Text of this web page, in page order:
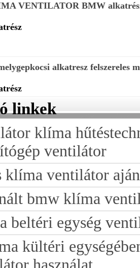
VENTILATOR BMW
alkatresz felszereles
linkek
klíma
ventilátor
klíma ventilátor
bmw klíma
beltéri egység
kültéri